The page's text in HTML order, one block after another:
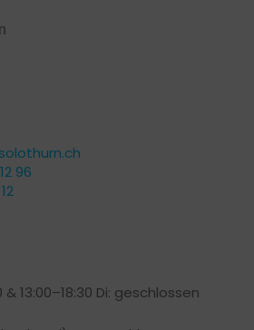
96
& 13:00–18:30 Di: geschlossen